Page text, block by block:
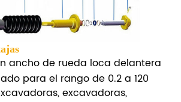
ancho de rueda loca delantera
para el rango de 0.2 a 120
excavadoras,